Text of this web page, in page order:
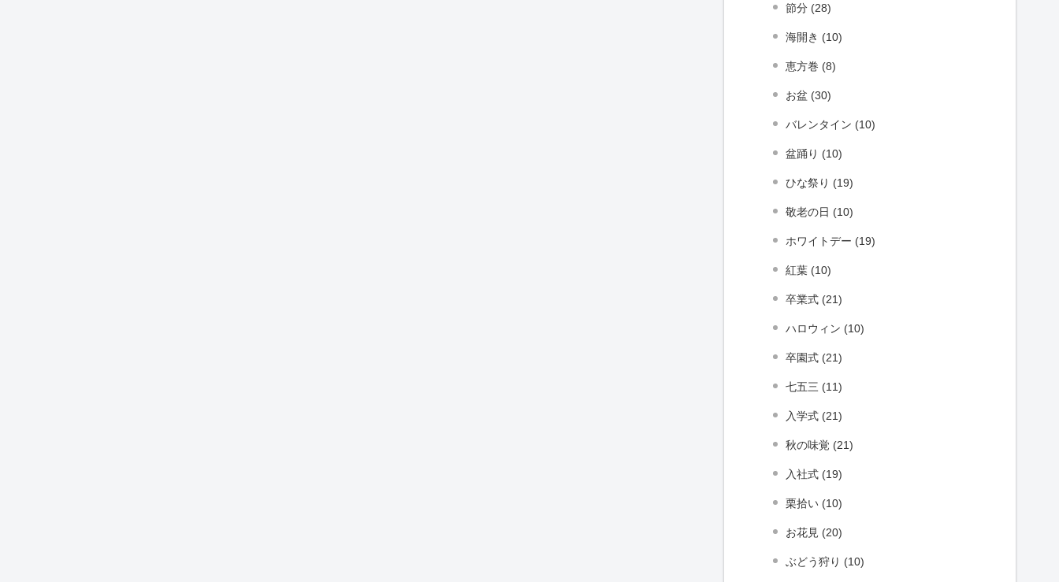
節分 (28)
海開き (10)
恵方巻 (8)
お盆 (30)
バレンタイン (10)
盆踊り (10)
ひな祭り (19)
敬老の日 (10)
ホワイトデー (19)
紅葉 (10)
卒業式 (21)
ハロウィン (10)
卒園式 (21)
七五三 (11)
入学式 (21)
秋の味覚 (21)
入社式 (19)
栗拾い (10)
お花見 (20)
ぶどう狩り (10)